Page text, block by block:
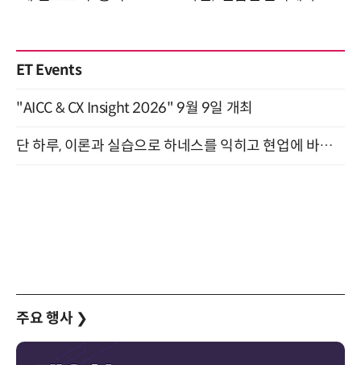
ET Events
"AICC & CX Insight 2026" 9월 9일 개최
단 하루, 이론과 실습으로 하네스를 익히고 현업에 바로 쓰는 핸즈온 워크숍 (8/20)
주요 행사 ❯